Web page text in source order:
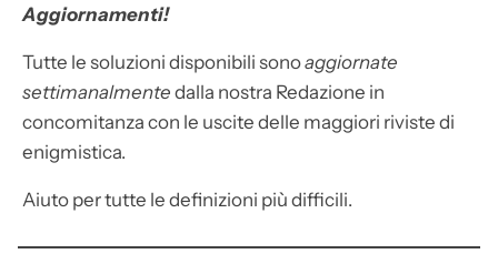
Aggiornamenti!
Tutte le soluzioni disponibili sonoaggiornate
settimanalmente dalla nostra Redazione in
concomitanza con le uscite delle maggiori riviste di
enigmistica.
Aiuto per tutte le definizioni più difficili.